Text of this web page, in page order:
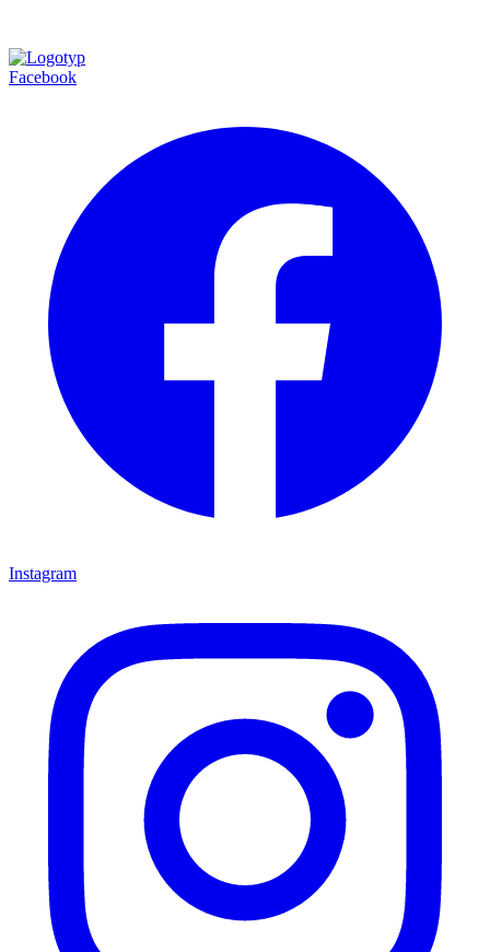
Facebook
Instagram